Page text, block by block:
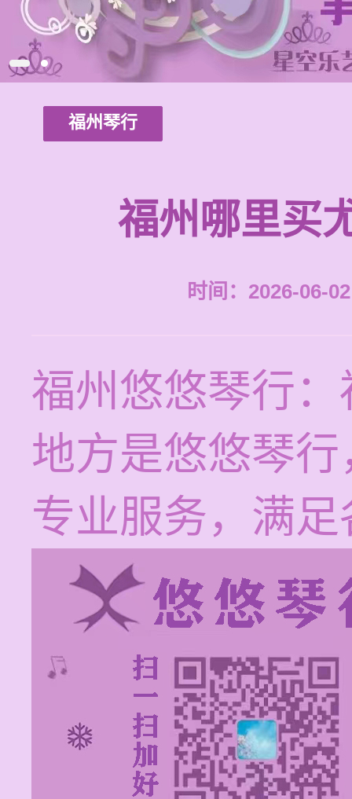
福州琴行
福州哪里买
时间：2026-06-
福州悠悠琴行
地方是悠悠琴
专业服务，满